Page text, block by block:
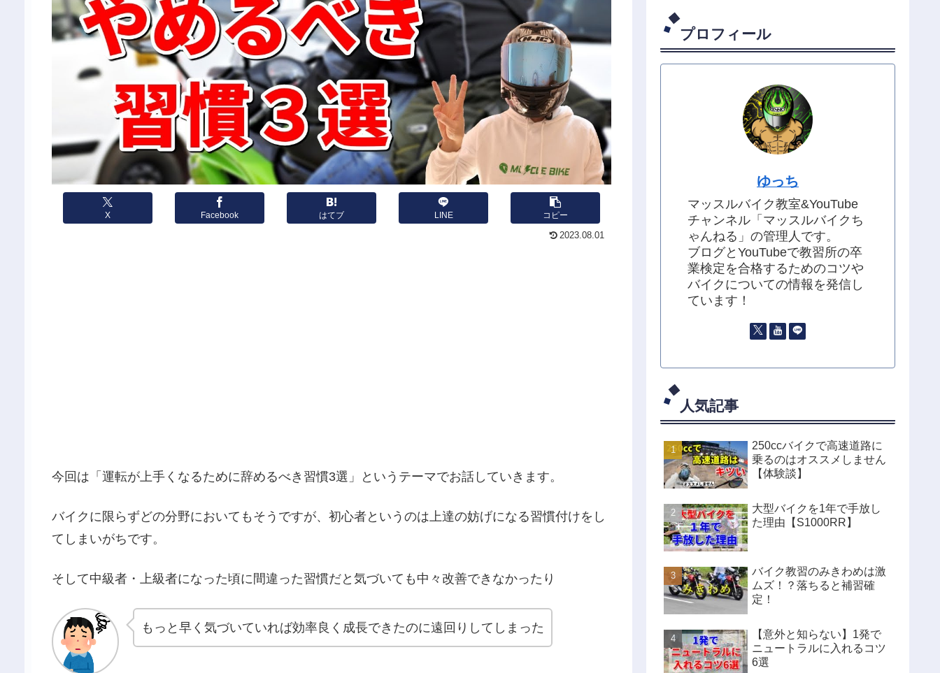
X Facebook はてブ LINE コピー
2023.08.01
今回は「運転が上手くなるために辞めるべき習慣3選」というテーマでお話していきます。
バイクに限らずどの分野においてもそうですが、初心者というのは上達の妨げになる習慣付けをし
てしまいがちです。
そして中級者・上級者になった頃に間違った習慣だと気づいても中々改善できなかったり
もっと早く気づいていれば効率良く成長できたのに遠回りしてしまった
プロフィール
ゆっち
マッスルバイク教室&YouTube
チャンネル「マッスルバイクち
ゃんねる」の管理人です。
ブログとYouTubeで教習所の卒
業検定を合格するためのコツや
バイクについての情報を発信し
ています！
人気記事
250ccバイクで高速道路に
乗るのはオススメしません
【体験談】
大型バイクを1年で手放し
た理由【S1000RR】
バイク教習のみきわめは激
ムズ！？落ちると補習確
定！
【意外と知らない】1発で
ニュートラルに入れるコツ
6選